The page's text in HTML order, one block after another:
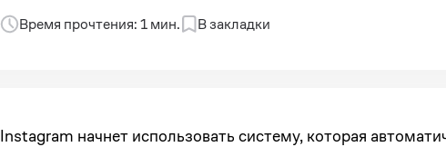
Время прочтения: 1 мин. В закладки
Instagram начнет использовать систему, которая